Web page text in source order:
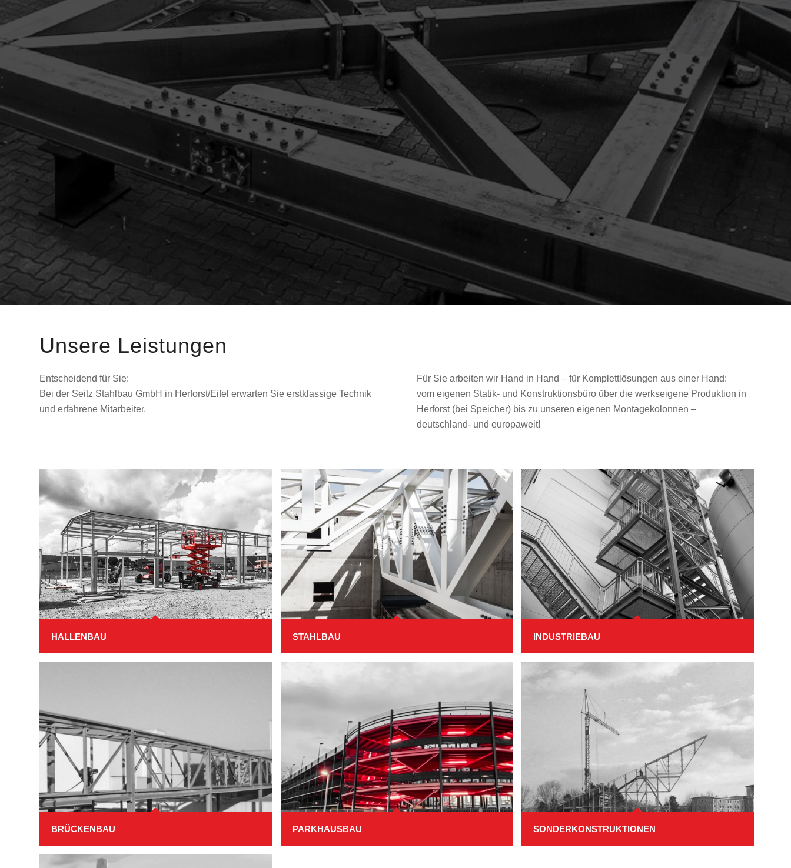
Unsere Leistungen
Entscheidend für Sie:
Bei der Seitz Stahlbau GmbH in Herforst/Eifel erwarten Sie erstklassige Technik
und erfahrene Mitarbeiter.
Für Sie arbeiten wir Hand in Hand – für Komplettlösungen aus einer Hand:
vom eigenen Statik- und Konstruktionsbüro über die werkseigene Produktion in
Herforst (bei Speicher) bis zu unseren eigenen Montagekolonnen –
deutschland- und europaweit!
HALLENBAU STAHLBAU INDUSTRIEBAU
BRÜCKENBAU PARKHAUSBAU SONDERKONSTRUKTIONEN